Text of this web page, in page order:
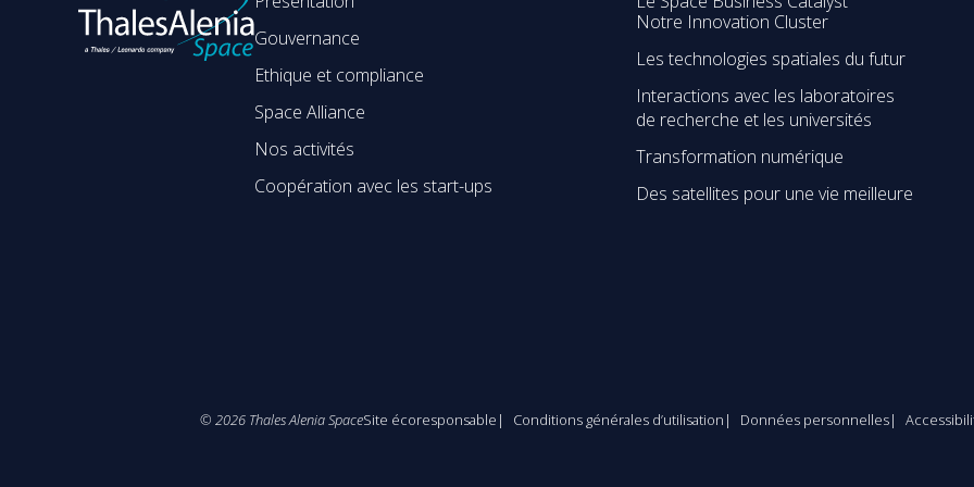
Gouvernance
Ethique et compliance
Space Alliance
Nos activités
Coopération avec les start-ups
Notre Innovation Cluster
Les technologies spatiales du futur
Interactions avec les laboratoires
de recherche et les universités
Transformation numérique
Des satellites pour une vie meilleure
© 2026 Thales Alenia SpaceSite écoresponsable Conditions générales d’utilisation Données personnelles